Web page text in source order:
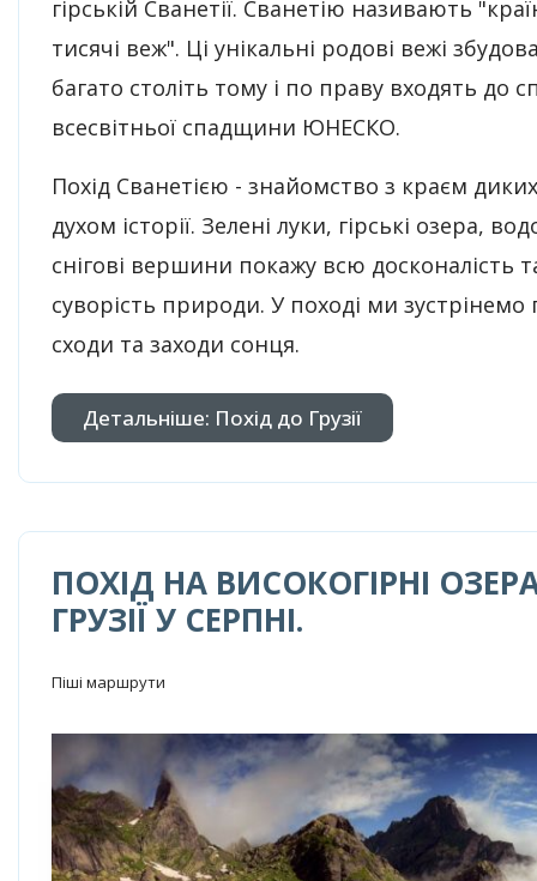
гірській Сванетії. Сванетію називають
тисячі веж". Ці унікальні родові вежі
багато століть тому і по праву входять до
всесвітньої спадщини ЮНЕСКО.
Похід Сванетією - знайомство з краєм диких
духом історії. Зелені луки, гірські озера,
снігові вершини покажу всю досконалість
суворість природи. У поході ми зустрінемо
сходи та заходи сонця.
Детальніше: Похід до Грузії
ПОХІД НА ВИСОКОГІРНІ
ГРУЗІЇ У СЕРПНІ.
Піші маршрути